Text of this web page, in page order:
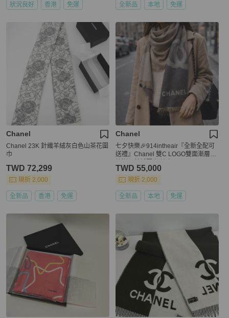
狀況良好 香港 免運 全新品 本地 免運
Chanel
Chanel 23K 針織羊絨灰白色山茶花圍
巾
TWD 72,299
現折 2,000
全新品 香港 免運
Chanel
七夕快樂🎉914intheair『全新全配可
送禮』Chanel 雙C LOGO雙面漸層灰
TWD 55,000
現折 2,000
全新品 本地 免運